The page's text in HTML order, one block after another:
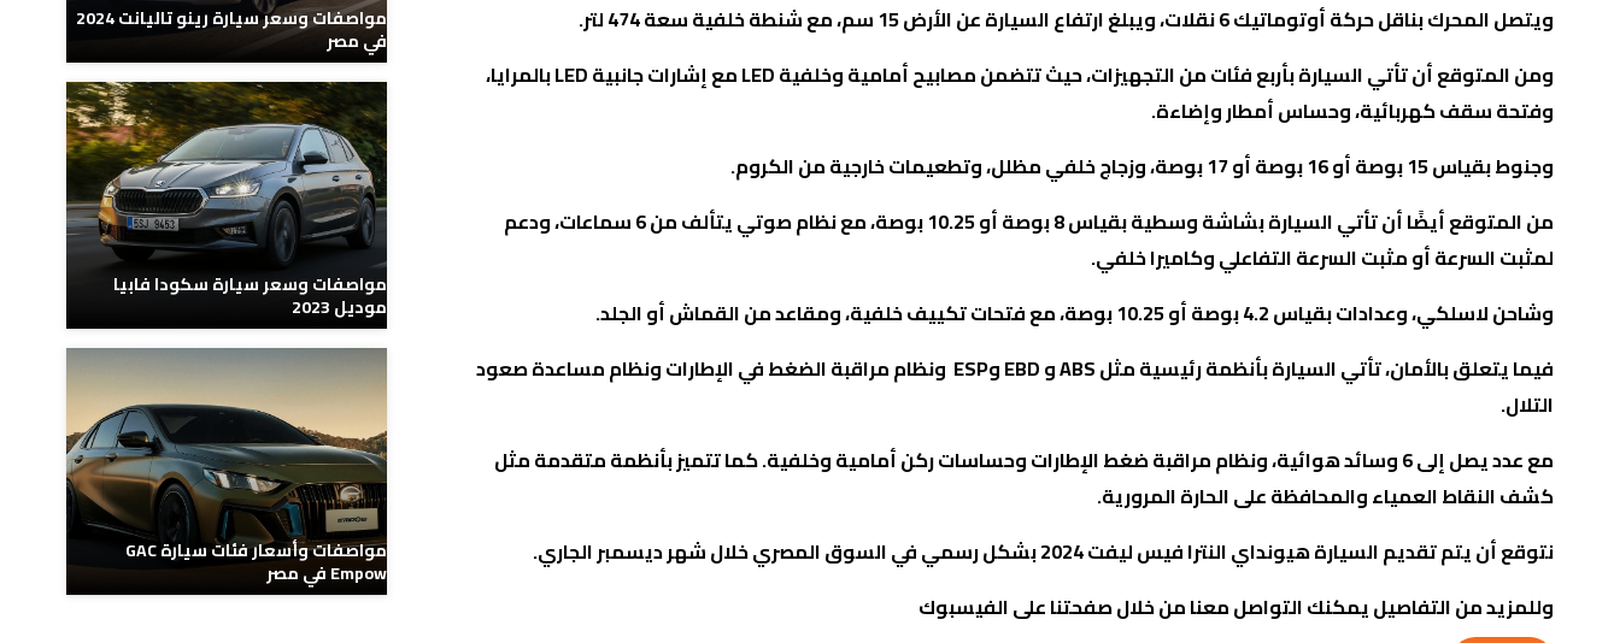
ويتصل المحرك بناقل حركة أوتوماتيك 6 نقلات، ويبلغ ارتفاع السيارة عن الأرض 15 سم، مع شنطة خلفية سعة 474 لتر
.
ومن المتوقع أن تأتي السيارة بأربع فئات من التجهيزات، حيث تتضمن مصابيح أمامية وخلفية
مع إشارات جانبية
بالمرايا،
وفتحة سقف كهربائية، وحساس أمطار وإضاءة.
وجنوط بقياس 15 بوصة أو 16 بوصة أو 17 بوصة، وزجاج خلفي مظلل، وتطعيمات خارجية من الكروم
.
من المتوقع أيضًا أن تأتي السيارة بشاشة وسطية بقياس 8 بوصة أو 10.25 بوصة، مع نظام صوتي يتألف من 6 سماعات، ودعم
لمثبت السرعة أو مثبت السرعة التفاعلي وكاميرا خلفي.
وشاحن لاسلكي، وعدادات بقياس 4.2 بوصة أو 10.25 بوصة، مع فتحات تكييف خلفية، ومقاعد من القماش أو الجلد
.
فيما يتعلق بالأمان، تأتي السيارة بأنظمة رئيسية مثل
وEBDوESP ونظام مراقبة الضغط في الإطارات ونظام مساعدة صعود
التلال.
مع عدد يصل إلى 6 وسائد هوائية، ونظام مراقبة ضغط الإطارات وحساسات ركن أمامية وخلفية. كما تتميز بأنظمة متقدمة مثل
كشف النقاط العمياء والمحافظة على الحارة المرورية.
نتوقع أن يتم تقديم السيارة هيونداي النترا فيس ليفت 2024 بشكل رسمي في السوق المصري خلال شهر ديسمبر الجاري.
وللمزيد من التفاصيل يمكنك التواصل معنا من خلال صفحتنا على الفيسبوك
مواصفات وسعر سيارة رينو تاليانت 2024
في مصر
مواصفات وسعر سيارة سكودا فابيا
موديل 2023
مواصفات وأسعار فئات سيارة GAC
Empow في مصر